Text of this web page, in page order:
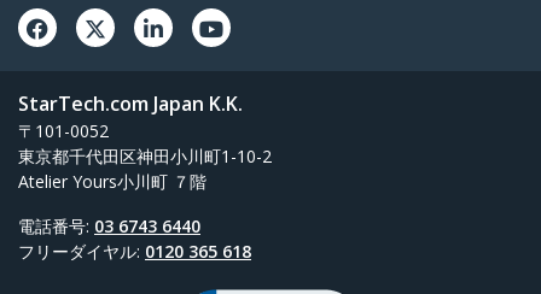
StarTech.com Japan K.K.
〒101-0052
東京都千代田区神田小川町1-10-2
Atelier Yours小川町 ７階
電話番号: 03 6743 6440
フリーダイヤル: 0120 365 618